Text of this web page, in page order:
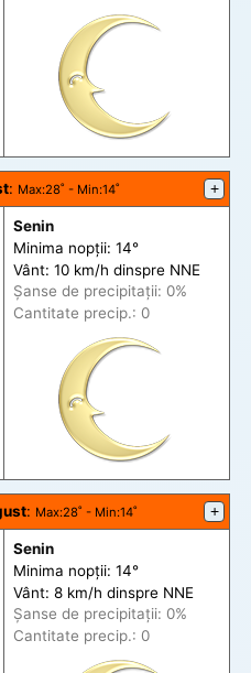
: Max:28˚ - Min:14˚ +
Senin
Minima nopții: 14°
Vânt: 10 km/h dinspre NNE
Șanse de precipitații: 0%
Cantitate precip.: 0
: Max:28˚ - Min:14˚ +
Senin
Minima nopții: 14°
Vânt: 8 km/h dinspre NNE
Șanse de precipitații: 0%
Cantitate precip.: 0